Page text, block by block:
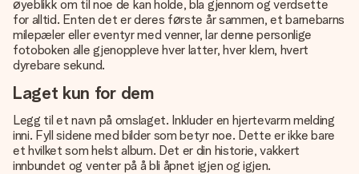
øyeblikk om til noe de kan holde, bla gjennom og verdsette
for alltid. Enten det er deres første år sammen, et barnebarns
milepæler eller eventyr med venner, lar denne personlige
fotoboken alle gjenoppleve hver latter, hver klem, hvert
dyrebare sekund.
Laget kun for dem
Legg til et navn på omslaget. Inkluder en hjertevarm melding
inni. Fyll sidene med bilder som betyr noe. Dette er ikke bare
et hvilket som helst album. Det er din historie, vakkert
innbundet og venter på å bli åpnet igjen og igjen.